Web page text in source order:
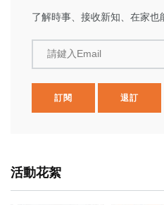
了解時事、接收新知、在家也
請鍵入Email
訂閱 退訂
活動花絮